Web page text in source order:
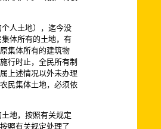
人土地），迄今没
体所有的土地，有
集体所有的建筑物
行时止，全民所有制
上述情况以外未办理
民集体土地，必须依
地，按照有关规定
照有关规定处理了